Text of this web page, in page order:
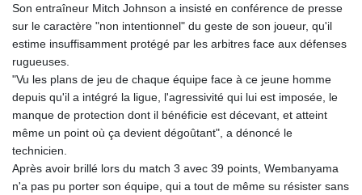
Son entraîneur Mitch Johnson a insisté en conférence de presse
sur le caractère "non intentionnel" du geste de son joueur, qu'il
estime insuffisamment protégé par les arbitres face aux défenses
rugueuses.
"Vu les plans de jeu de chaque équipe face à ce jeune homme
depuis qu'il a intégré la ligue, l'agressivité qui lui est imposée, le
manque de protection dont il bénéficie est décevant, et atteint
même un point où ça devient dégoûtant", a dénoncé le
technicien.
Après avoir brillé lors du match 3 avec 39 points, Wembanyama
n'a pas pu porter son équipe, qui a tout de même su résister sans